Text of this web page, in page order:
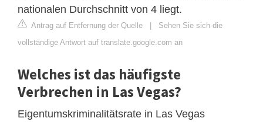
nationalen Durchschnitt von 4 liegt.
Antrag auf Entfernung der Quelle | Sehen Sie sich die
vollständige Antwort auf translate.google.com an
Welches ist das häufigste
Verbrechen in Las Vegas?
Eigentumskriminalitätsrate in Las Vegas